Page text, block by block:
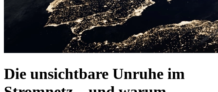
Die unsichtbare Unruhe im